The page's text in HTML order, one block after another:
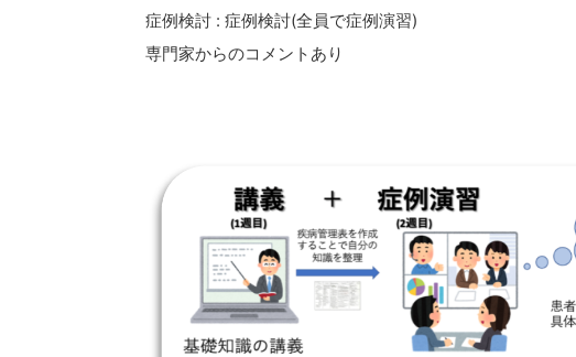
症例検討 : 症例検討(全員で症例演習)
専門家からのコメントあり